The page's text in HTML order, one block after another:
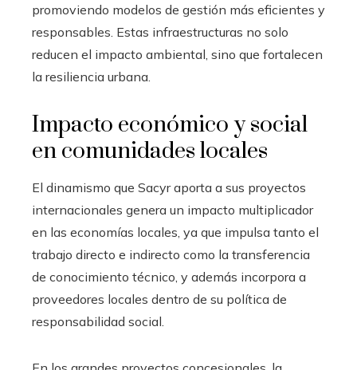
promoviendo modelos de gestión más eficientes y
responsables. Estas infraestructuras no solo
reducen el impacto ambiental, sino que fortalecen
la resiliencia urbana.
Impacto económico y social
en comunidades locales
El dinamismo que Sacyr aporta a sus proyectos
internacionales genera un impacto multiplicador
en las economías locales, ya que impulsa tanto el
trabajo directo e indirecto como la transferencia
de conocimiento técnico, y además incorpora a
proveedores locales dentro de su política de
responsabilidad social.